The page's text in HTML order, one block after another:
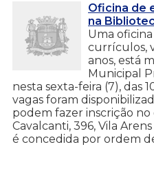
Oficina de
na
Uma
currículos,
anos, está
Municipal
nesta sexta-feira (7), das
vagas foram
podem fazer inscrição no
Cavalcanti, 396, Vila
é concedida por ordem